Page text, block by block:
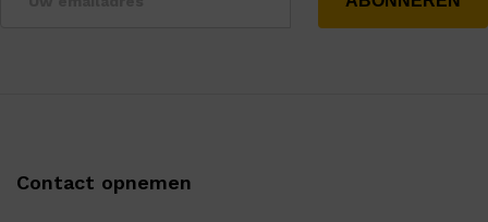
Contact opnemen